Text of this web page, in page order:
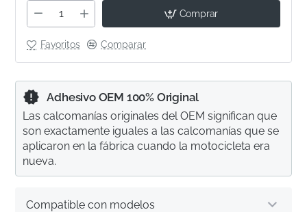
Comprar
Favoritos Comparar
Compatible con modelos
Adhesivo OEM 100% Original
Las calcomanías originales del OEM significan que
son exactamente iguales a las calcomanías que se
aplicaron en la fábrica cuando la motocicleta era
nueva.